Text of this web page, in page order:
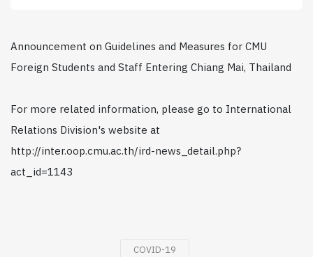
Announcement on Guidelines and Measures for CMU
Foreign Students and Staff Entering Chiang Mai, Thailand
For more related information, please go to International
Relations Division's website at
http://inter.oop.cmu.ac.th/ird-news_detail.php?
act_id=1143
COVID-19